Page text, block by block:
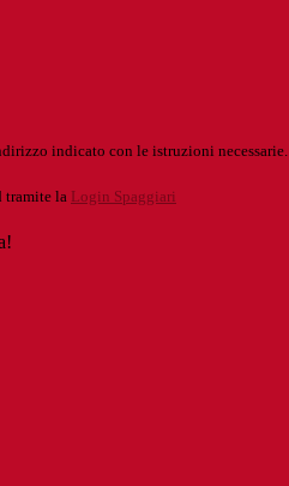
indicato con le istruzioni necessarie.
tramite la Login Spaggiari